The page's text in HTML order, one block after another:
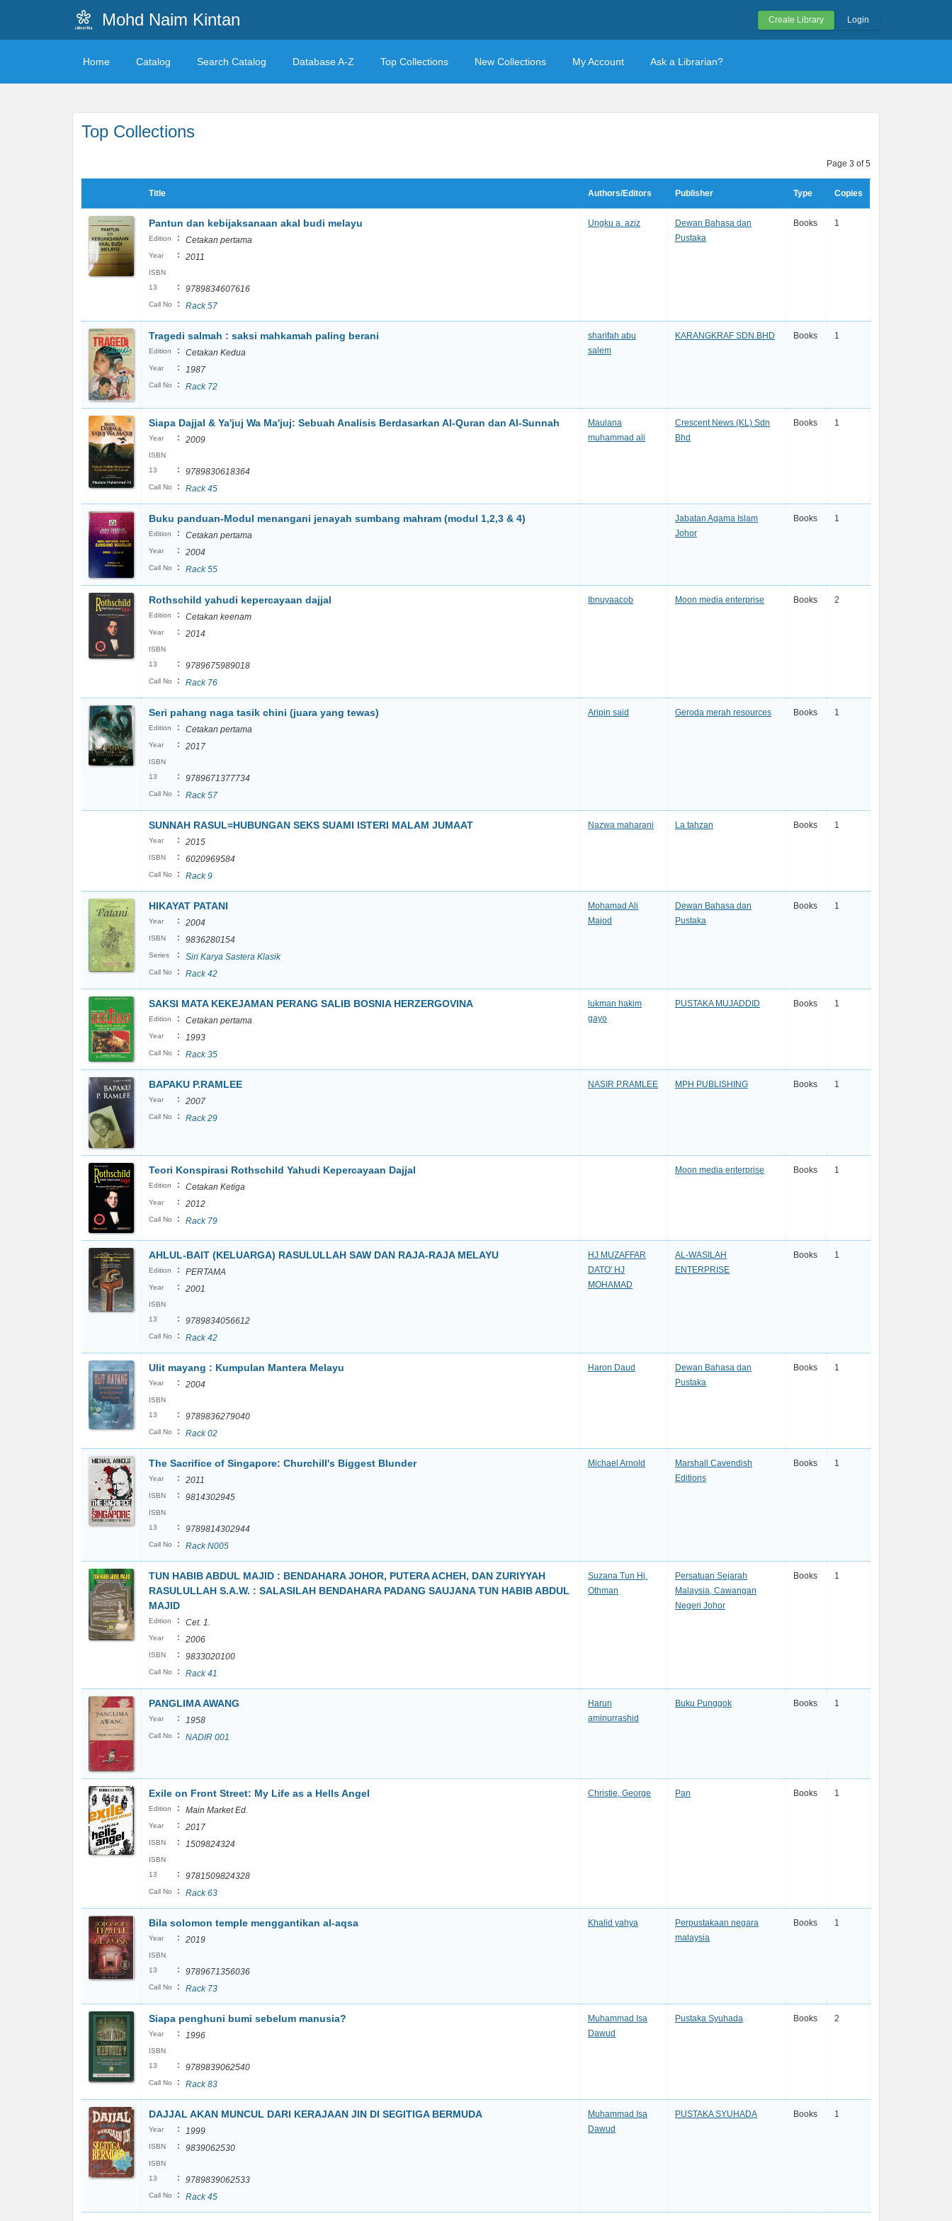
Mohd Naim Kintan Create Library Login
Home Catalog Search Catalog Database A-Z Top Collections New Collections My Account Ask a Librarian?
Top Collections
Page 3 of 5
Title Authors/Editors Publisher Type Copies
Pantun dan kebijaksanaan akal budi melayu
Edition : Cetakan pertama
Year : 2011
ISBN
13
: 9789834607616
Call No : Rack 57
Ungku a. aziz
Dewan Bahasa dan
Pustaka
Books 1
Tragedi salmah : saksi mahkamah paling berani
Edition : Cetakan Kedua
Year : 1987
Call No : Rack 72
sharifah abu
salem
KARANGKRAF SDN.BHD Books 1
Siapa Dajjal & Ya'juj Wa Ma'juj: Sebuah Analisis Berdasarkan Al-Quran dan Al-Sunnah
Year : 2009
ISBN
13
: 9789830618364
Call No : Rack 45
Maulana
muhammad ali
Crescent News (KL) Sdn
Bhd
Books 1
Buku panduan-Modul menangani jenayah sumbang mahram (modul 1,2,3 & 4)
Edition : Cetakan pertama
Year : 2004
Call No : Rack 55
Jabatan Agama Islam
Johor
Books 1
Rothschild yahudi kepercayaan dajjal
Edition : Cetakan keenam
Year : 2014
ISBN
13
: 9789675989018
Call No : Rack 76
Ibnuyaacob Moon media enterprise Books 2
Seri pahang naga tasik chini (juara yang tewas)
Edition : Cetakan pertama
Year : 2017
ISBN
13
: 9789671377734
Call No : Rack 57
Aripin said Geroda merah resources Books 1
SUNNAH RASUL=HUBUNGAN SEKS SUAMI ISTERI MALAM JUMAAT
Year : 2015
ISBN : 6020969584
Call No : Rack 9
Nazwa maharani La tahzan Books 1
HIKAYAT PATANI
Year : 2004
ISBN : 9836280154
Series : Siri Karya Sastera Klasik
Call No : Rack 42
Mohamad Ali
Majod
Dewan Bahasa dan
Pustaka
Books 1
SAKSI MATA KEKEJAMAN PERANG SALIB BOSNIA HERZERGOVINA
Edition : Cetakan pertama
Year : 1993
Call No : Rack 35
lukman hakim
gayo
PUSTAKA MUJADDID Books 1
BAPAKU P.RAMLEE
Year : 2007
Call No : Rack 29
NASIR P.RAMLEE MPH PUBLISHING Books 1
Teori Konspirasi Rothschild Yahudi Kepercayaan Dajjal
Edition : Cetakan Ketiga
Year : 2012
Call No : Rack 79
Moon media enterprise Books 1
AHLUL-BAIT (KELUARGA) RASULULLAH SAW DAN RAJA-RAJA MELAYU
Edition : PERTAMA
Year : 2001
ISBN
13
: 9789834056612
Call No : Rack 42
HJ MUZAFFAR
DATO' HJ
MOHAMAD
AL-WASILAH
ENTERPRISE
Books 1
Ulit mayang : Kumpulan Mantera Melayu
Year : 2004
ISBN
13
: 9789836279040
Call No : Rack 02
Haron Daud
Dewan Bahasa dan
Pustaka
Books 1
The Sacrifice of Singapore: Churchill's Biggest Blunder
Year : 2011
ISBN : 9814302945
ISBN
13
: 9789814302944
Call No : Rack N005
Michael Arnold
Marshall Cavendish
Editions
Books 1
TUN HABIB ABDUL MAJID : BENDAHARA JOHOR, PUTERA ACHEH, DAN ZURIYYAH
RASULULLAH S.A.W. : SALASILAH BENDAHARA PADANG SAUJANA TUN HABIB ABDUL
MAJID
Edition : Cet. 1.
Year : 2006
ISBN : 9833020100
Call No : Rack 41
Suzana Tun Hj.
Othman
Persatuan Sejarah
Malaysia, Cawangan
Negeri Johor
Books 1
PANGLIMA AWANG
Year : 1958
Call No : NADIR 001
Harun
aminurrashid
Buku Punggok Books 1
Exile on Front Street: My Life as a Hells Angel
Edition : Main Market Ed.
Year : 2017
ISBN : 1509824324
ISBN
13
: 9781509824328
Call No : Rack 63
Christie, George Pan Books 1
Bila solomon temple menggantikan al-aqsa
Year : 2019
ISBN
13
: 9789671356036
Call No : Rack 73
Khalid yahya
Perpustakaan negara
malaysia
Books 1
Siapa penghuni bumi sebelum manusia?
Year : 1996
ISBN
13
: 9789839062540
Call No : Rack 83
Muhammad Isa
Dawud
Pustaka Syuhada Books 2
DAJJAL AKAN MUNCUL DARI KERAJAAN JIN DI SEGITIGA BERMUDA
Year : 1999
ISBN : 9839062530
ISBN
13
: 9789839062533
Call No : Rack 45
Muhammad Isa
Dawud
PUSTAKA SYUHADA Books 1